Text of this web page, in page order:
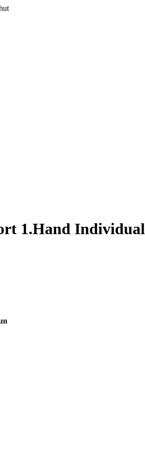
1.Hand Individual